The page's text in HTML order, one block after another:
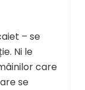
– se
Ni le
care
se